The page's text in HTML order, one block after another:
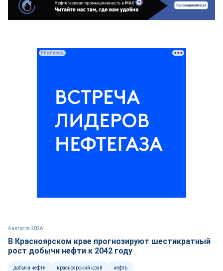
6 августа 2026
В Красноярском крае прогнозируют шестикратный
рост добычи нефти к 2042 году
добыча нефти красноярский край нефть
РЕКЛАМА